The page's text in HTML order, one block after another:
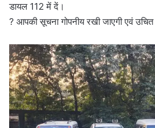
डायल 112 में दें।
? आपकी सूचना गोपनीय रखी जाएगी एवं उचित